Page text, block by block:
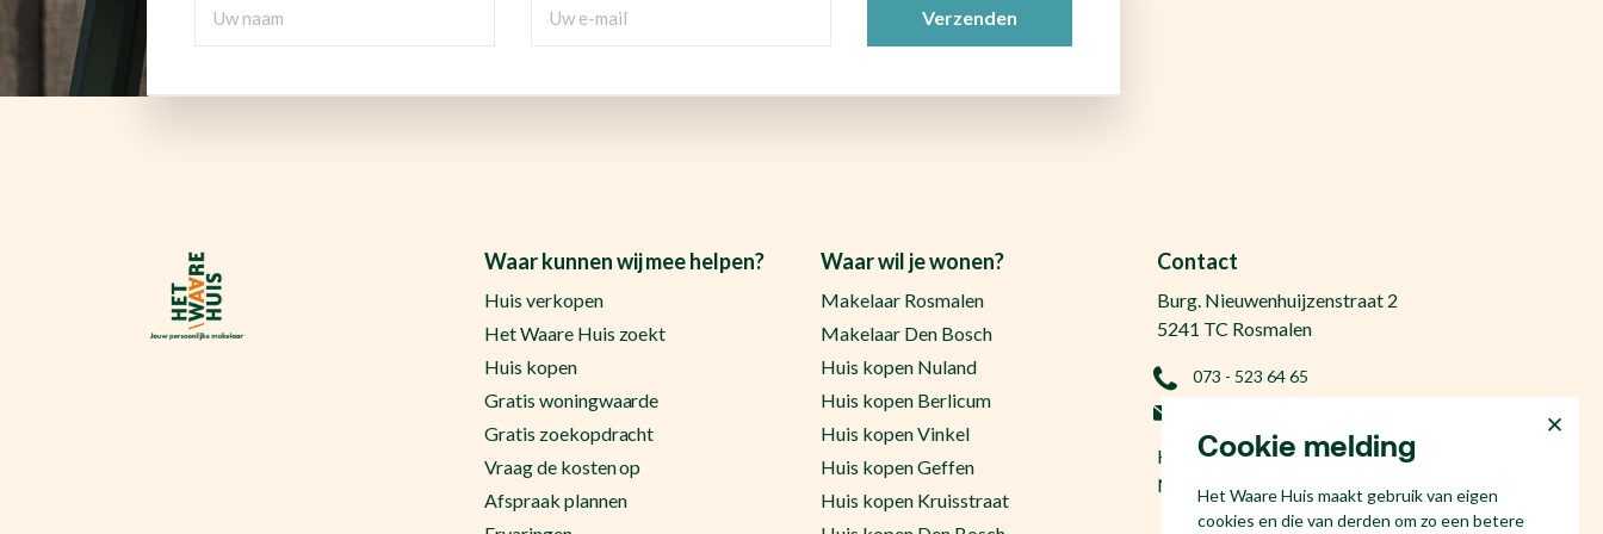
naam
Cookie melding
Het Waare Huis maakt gebruik van eigen
cookies en die van derden om zo een betere
Waar kunnen wij mee helpen?
Huis verkopen
Het Waare Huis zoekt
Huis kopen
Gratis woningwaarde
Gratis zoekopdracht
Vraag de kosten op
Afspraak plannen
Waar wil je wonen?
Makelaar Rosmalen
Makelaar Den Bosch
Huis kopen Nuland
Huis kopen Berlicum
Huis kopen Vinkel
Huis kopen Geffen
Huis kopen Kruisstraat
Contact
Burg. Nieuwenhuijzenstraat 2
5241 TC Rosmalen
073 - 523 64 65
KvK 17186065
NL81 53.60.447.B01